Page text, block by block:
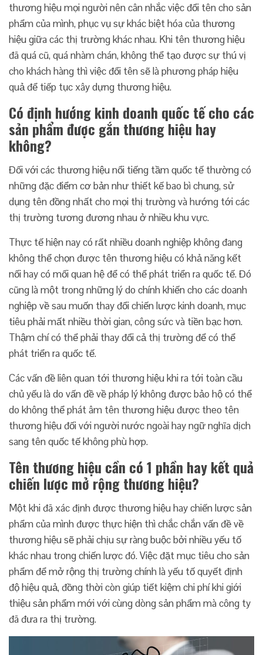
thương hiệu mọi người nên cân nhắc việc đổi tên cho sản
phẩm của mình, phục vụ sự khác biệt hóa của thương
hiệu giữa các thị trường khác nhau. Khi tên thương hiệu
đã quá cũ, quá nhàm chán, không thể tạo được sự thú vị
cho khách hàng thì việc đổi tên sẽ là phương pháp hiệu
quả để tiếp tục xây dựng thương hiệu.
Có định hướng kinh doanh quốc tế cho các
sản phẩm được gắn thương hiệu hay
không?
Đối với các thương hiệu nổi tiếng tầm quốc tế thường có
những đặc điểm cơ bản như thiết kế bao bì chung, sử
dụng tên đồng nhất cho mọi thị trường và hướng tới các
thị trường tương đương nhau ở nhiều khu vực.
Thực tế hiện nay có rất nhiều doanh nghiệp không đang
không thể chọn được tên thương hiệu có khả năng kết
nối hay có mối quan hệ để có thể phát triển ra quốc tế. Đó
cũng là một trong những lý do chính khiến cho các doanh
nghiệp về sau muốn thay đổi chiến lược kinh doanh, mục
tiêu phải mất nhiều thời gian, công sức và tiền bạc hơn.
Thậm chí có thể phải thay đổi cả thị trường để có thể
phát triển ra quốc tế.
Các vấn đề liên quan tới thương hiệu khi ra tới toàn cầu
chủ yếu là do vấn đề về pháp lý không được bảo hộ có thể
do không thể phát âm tên thương hiệu được theo tên
thương hiệu đối với người nước ngoài hay ngữ nghĩa dịch
sang tên quốc tế không phù hợp.
Tên thương hiệu cần có 1 phần hay kết quả
chiến lược mở rộng thương hiệu?
Một khi đã xác định được thương hiệu hay chiến lược sản
phẩm của mình được thực hiện thì chắc chắn vấn đề về
thương hiệu sẽ phải chịu sự ràng buộc bởi nhiều yếu tố
khác nhau trong chiến lược đó. Việc đặt mục tiêu cho sản
phẩm để mở rộng thị trường chính là yếu tố quyết định
độ hiệu quả, đồng thời còn giúp tiết kiệm chi phí khi giới
thiệu sản phẩm mới với cùng dòng sản phẩm mà công ty
đã đưa ra thị trường.